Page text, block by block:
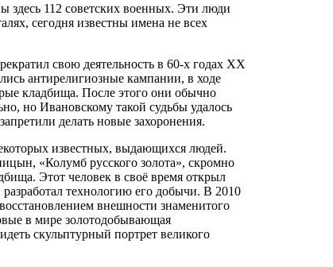
здесь 112 советских военных. Эти люди
сегодня известны имена не всех
свою деятельность в 60-х годах ХХ
антирелигиозные кампании, в ходе
кладбища. После этого они обычно
но Ивановскому такой судьбы удалось
делать новые захоронения.
известных, выдающихся людей.
«Колумб русского золота», скромно
Этот человек в своё время открыл
технологию его добычи. В 2010
внешности знаменитого
в мире золотодобывающая
скульптурный портрет великого